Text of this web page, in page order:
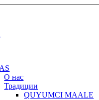
О нас
Традиции
QUYUMCI MAALE